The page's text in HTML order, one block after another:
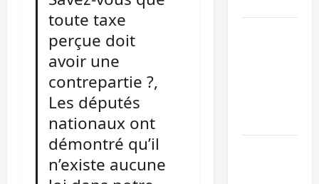
toute taxe
perçue doit
avoir une
contrepartie ?,
Les députés
nationaux ont
démontré qu’il
n’existe aucune